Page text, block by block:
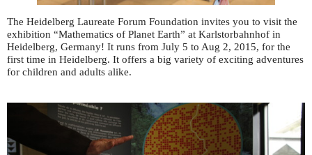
The Heidelberg Laureate Forum Foundation invites you to visit the
exhibition “Mathematics of Planet Earth” at Karlstorbahnhof in
Heidelberg, Germany! It runs from July 5 to Aug 2, 2015, for the
first time in Heidelberg. It offers a big variety of exciting adventures
for children and adults alike.